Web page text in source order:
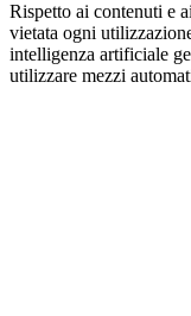
Rispetto ai contenuti e
vietata ogni
intelligenza artificiale
utilizzare mezzi